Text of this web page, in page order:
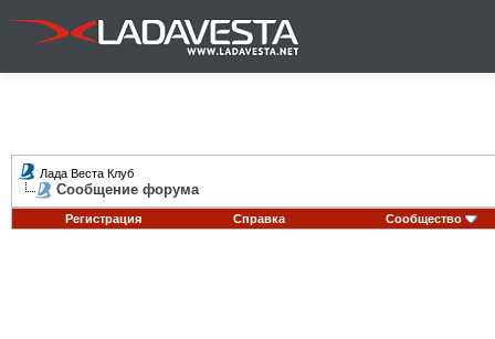
Лада Веста Клуб
Сообщение форума
Регистрация Справка Сообщество